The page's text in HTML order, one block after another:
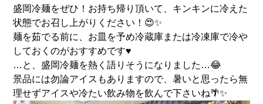
盛岡冷麺をぜひ！お持ち帰り頂いて、キンキンに冷えた
状態でお召し上がりください！😍✨
麺を茹でる前に、お皿を予め冷蔵庫または冷凍庫で冷や
しておくのがおすすめです♥️
…と、盛岡冷麺を熱く語りそうになりました…😂
景品には勿論アイスもありますので、暑いと思ったら無
理せずアイスや冷たい飲み物を飲んで下さいね🌴✨